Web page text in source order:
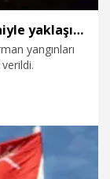
Kanada'da orman yangınları nedeniyle yaklaşık 20 bin kişi için tahliye emri verildi
yangınları